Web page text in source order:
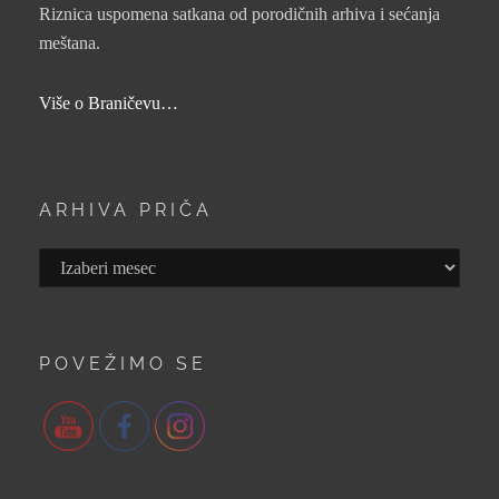
Riznica uspomena satkana od porodičnih arhiva i sećanja
meštana.
Više o Braničevu…
ARHIVA PRIČA
Arhiva
priča
POVEŽIMO SE